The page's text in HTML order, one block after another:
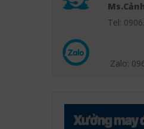
Tel:
Zalo: